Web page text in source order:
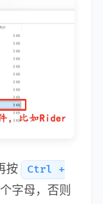
按
Ctrl +
字母，否则